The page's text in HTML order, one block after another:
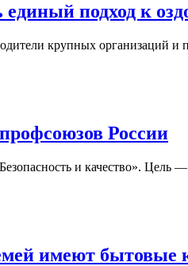
подход к
крупных организаций и
России
и качество».
имеют бытовые